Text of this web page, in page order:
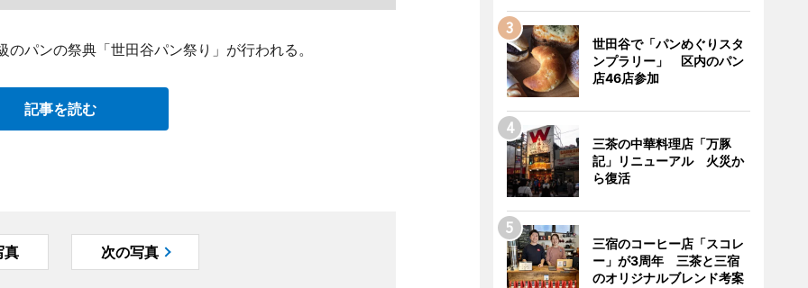
パンの祭典「世田谷パン祭り」が行われる。
記事を読む
真 次の写真
世田谷で「パンめぐりスタ
ンプラリー」 区内のパン
店46店参加
三茶の中華料理店「万豚
記」リニューアル 火災か
ら復活
三宿のコーヒー店「スコレ
ー」が3周年 三茶と三宿
のオリジナルブレンド考案